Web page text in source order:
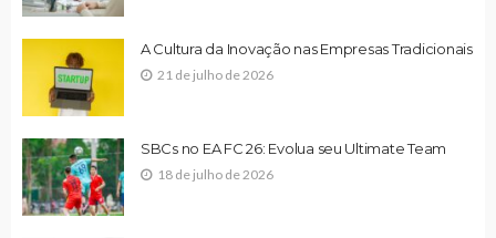
A Cultura da Inovação nas Empresas Tradicionais
21 de julho de 2026
SBCs no EA FC 26: Evolua seu Ultimate Team
18 de julho de 2026